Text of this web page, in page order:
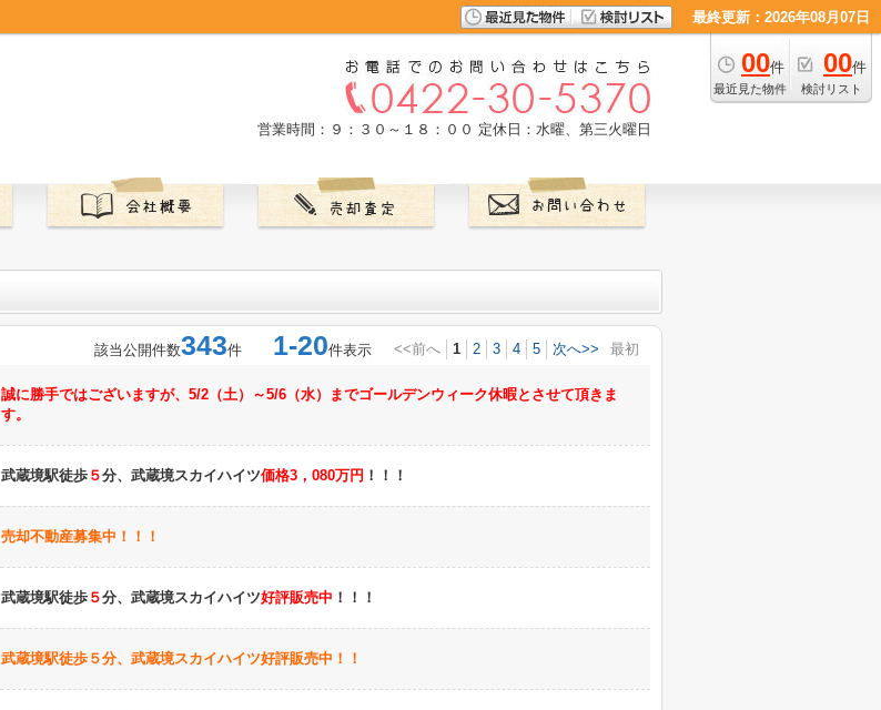
最終更新：2026年08月07日
00件
最近見た物件
00件
検討リスト
営業時間：９：３０～１８：００ 定休日：水曜、第三火曜日
該当公開件数343件 1-20件表示 <<前へ 1 2 3 4 5 次へ>> 最初
誠に勝手ではございますが、5/2（土）～5/6（水）までゴールデンウィーク休暇とさせて頂きま
す。
武蔵境駅徒歩 ５分、武蔵境スカイハイツ価格3，080万円 ！！！
売却不動産募集中！！！
武蔵境駅徒歩 ５分、武蔵境スカイハイツ好評販売中 ！！！
武蔵境駅徒歩５分、武蔵境スカイハイツ好評販売中！！